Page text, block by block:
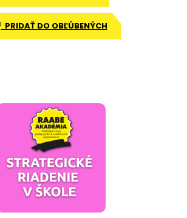
PRIDAŤ DO OBĽÚBENÝCH